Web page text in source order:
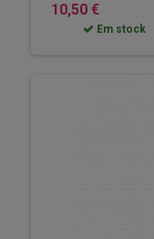
10,50 €
Em stock